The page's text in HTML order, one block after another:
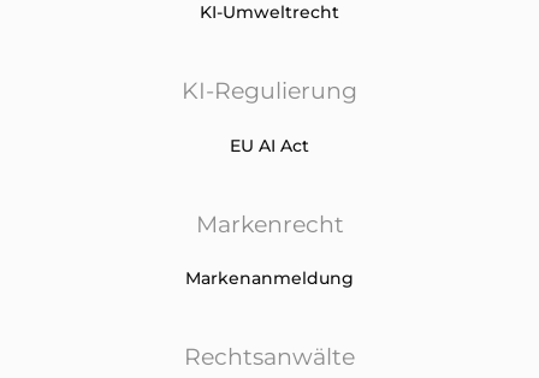
KI-Umweltrecht
KI-Regulierung
EU AI Act
Markenrecht
Markenanmeldung
Rechtsanwälte